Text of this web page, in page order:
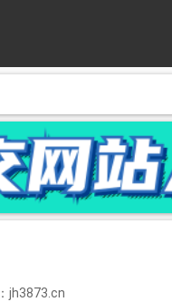
jh3873.cn